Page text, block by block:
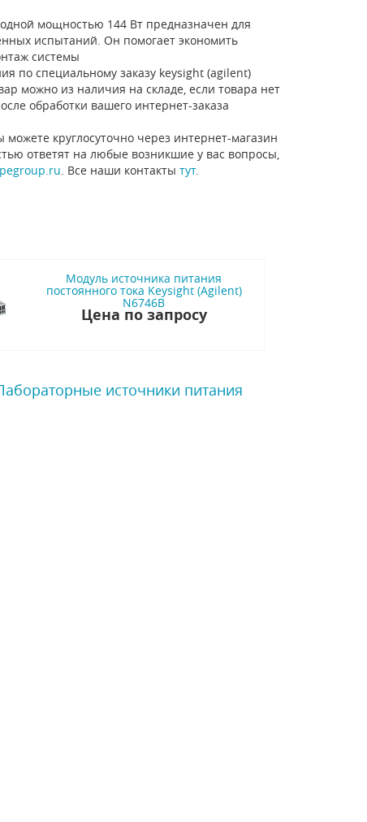
мощностью 144 Вт предназначен для
испытаний. Он помогает экономить
системы
по специальному заказу keysight (agilent)
можно из наличия на складе, если товара нет
обработки вашего интернет-заказа
круглосуточно через интернет-магазин
ответят на любые возникшие у вас вопросы,
. Все наши контакты тут.
Модуль источника питания
постоянного тока Keysight (Agilent)
N6746B
Цена по запросу
источники питания